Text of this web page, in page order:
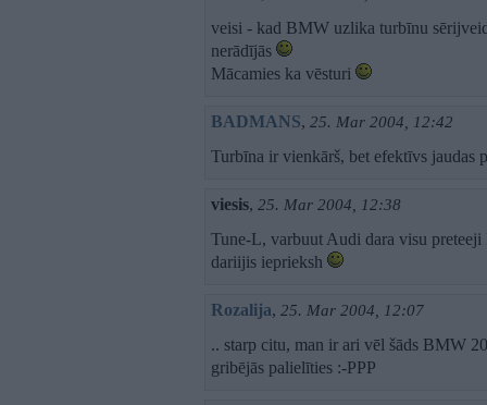
veisi - kad BMW uzlika turbīnu
nerādījās
Mācamies ka vēsturi
BADMANS, 25. Mar 2004, 12:42
Turbīna ir vienkārš, bet efektīvs jaudas
viesis, 25. Mar 2004, 12:38
Tune-L, varbuut Audi dara visu
dariijis ieprieksh
Rozalija, 25. Mar 2004, 12:07
.. starp citu, man ir ari vēl šāds BMW
gribējās palielīties :-PPP